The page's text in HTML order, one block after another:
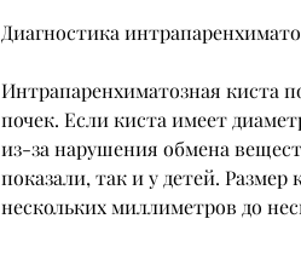
Диагностика
Интрапаренхиматозная киста
почек. Если киста имеет
из-за нарушения обмена
показали, так и у детей.
нескольких миллиметров до